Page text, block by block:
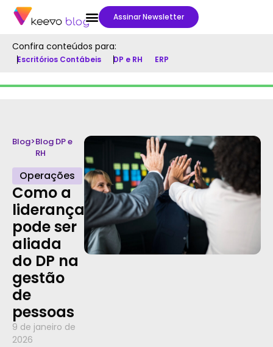
Assinar Newsletter
Confira conteúdos para:
Escritórios Contábeis DP e RH ERP
Blog>Blog DP e
RH
Operações
Como a
liderança
pode ser
aliada
do DP na
gestão
de
pessoas
9 de janeiro de
2026